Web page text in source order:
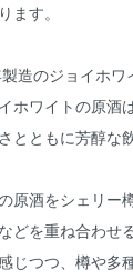
ます。
造のジョイホワ
ホワイトの原酒
とともに芳醇な
原酒をシェリー
どを重ね合わせ
じつつ、樽や多